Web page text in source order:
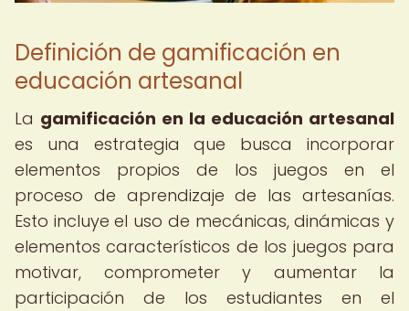
Definición de gamificación en
educación artesanal
La gamificación en la educación artesanal
es una estrategia que busca incorporar
elementos propios de los juegos en el
proceso de aprendizaje de las artesanías.
Esto incluye el uso de mecánicas, dinámicas y
elementos característicos de los juegos para
motivar, comprometer y aumentar la
participación de los estudiantes en el